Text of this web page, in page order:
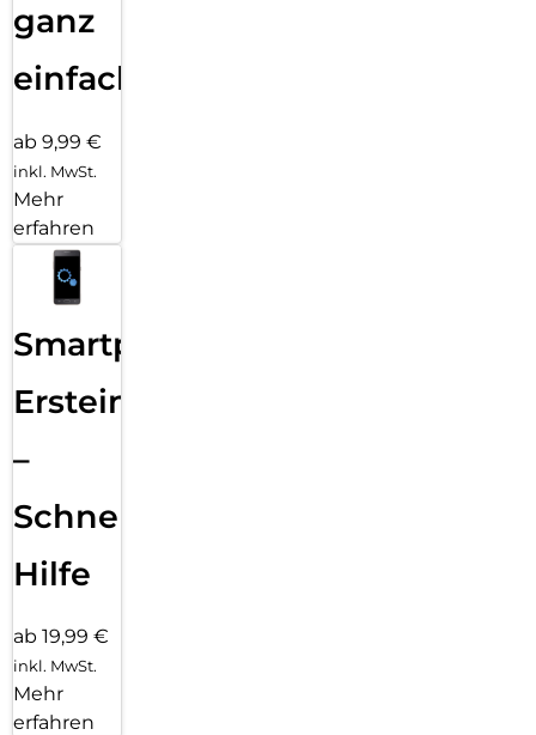
ganz
einfach
ab 9,99 €
inkl. MwSt.
Mehr
erfahren
Smartphone
Ersteinrichtung
–
Schnelle
Hilfe
ab 19,99 €
inkl. MwSt.
Mehr
erfahren